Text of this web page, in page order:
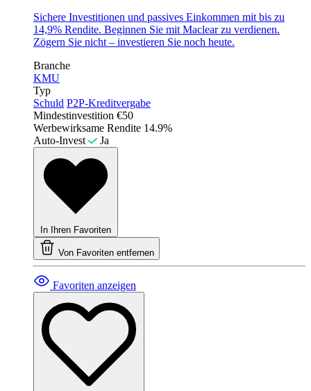
Sichere Investitionen und passives Einkommen mit bis zu
14,9% Rendite. Beginnen Sie mit Maclear zu verdienen.
Zögern Sie nicht – investieren Sie noch heute.
Branche
KMU
Typ
Schuld P2P-Kreditvergabe
Mindestinvestition €50
Werbewirksame Rendite 14.9%
Auto-Invest
Ja
In Ihren Favoriten
Von Favoriten entfernen
Favoriten anzeigen